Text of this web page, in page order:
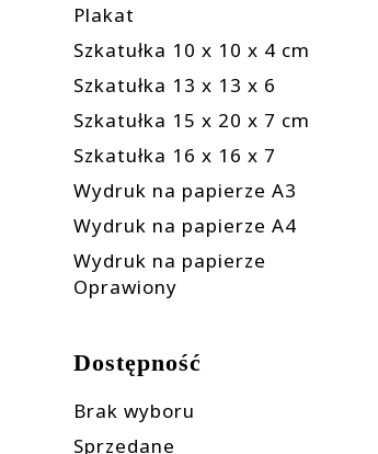
Plakat
Szkatułka 10 x 10 x 4 cm
Szkatułka 13 x 13 x 6
Szkatułka 15 x 20 x 7 cm
Szkatułka 16 x 16 x 7
Wydruk na papierze A3
Wydruk na papierze A4
Wydruk na papierze
Oprawiony
Dostępność
Brak wyboru
Sprzedane